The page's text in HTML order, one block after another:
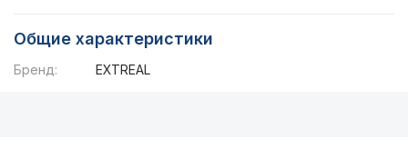
Общие характеристики
Бренд: EXTREAL